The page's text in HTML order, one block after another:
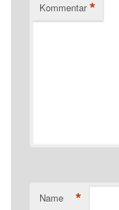
Kommentar *
Name *